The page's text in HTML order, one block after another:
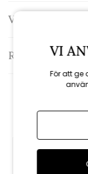
Varumärke:
Recensioner
VI
För att ge